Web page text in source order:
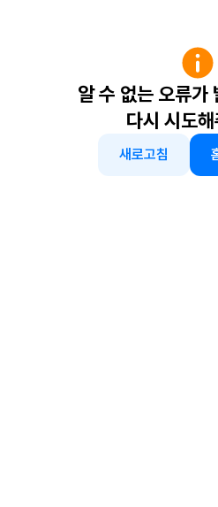
알 수 없는 오류가
다시 시도
새로고침